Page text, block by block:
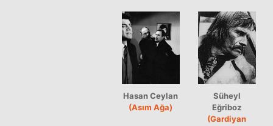
Hasan Ceylan
(Asım Ağa)
Süheyl
Eğriboz
(Gardiyan